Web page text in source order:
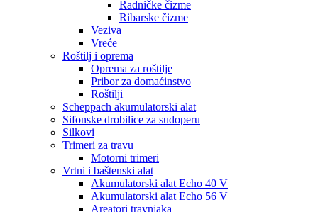
Radničke čizme
Ribarske čizme
Veziva
Vreće
Roštilj i oprema
Oprema za roštilje
Pribor za domaćinstvo
Roštilji
Scheppach akumulatorski alat
Sifonske drobilice za sudoperu
Silkovi
Trimeri za travu
Motorni trimeri
Vrtni i baštenski alat
Akumulatorski alat Echo 40 V
Akumulatorski alat Echo 56 V
Areatori travnjaka